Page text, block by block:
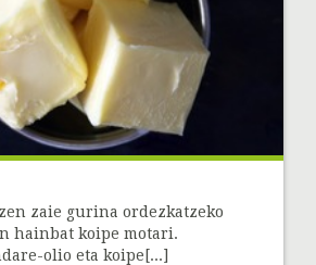
zaie gurina ordezkatzeko
hainbat koipe motari.
olio eta koipe[...]